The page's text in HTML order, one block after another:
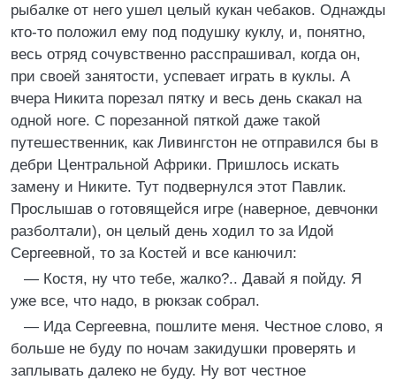
рыбалке от него ушел целый кукан чебаков. Однажды
кто-то положил ему под подушку куклу, и, понятно,
весь отряд сочувственно расспрашивал, когда он,
при своей занятости, успевает играть в куклы. А
вчера Никита порезал пятку и весь день скакал на
одной ноге. С порезанной пяткой даже такой
путешественник, как Ливингстон не отправился бы в
дебри Центральной Африки. Пришлось искать
замену и Никите. Тут подвернулся этот Павлик.
Прослышав о готовящейся игре (наверное, девчонки
разболтали), он целый день ходил то за Идой
Сергеевной, то за Костей и все канючил:
— Костя, ну что тебе, жалко?.. Давай я пойду. Я
уже все, что надо, в рюкзак собрал.
— Ида Сергеевна, пошлите меня. Честное слово, я
больше не буду по ночам закидушки проверять и
заплывать далеко не буду. Ну вот честное